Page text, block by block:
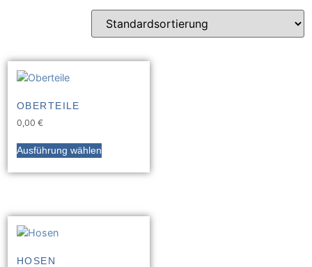
OBERTEILE
0,00 €
Ausführung wählen
HOSEN